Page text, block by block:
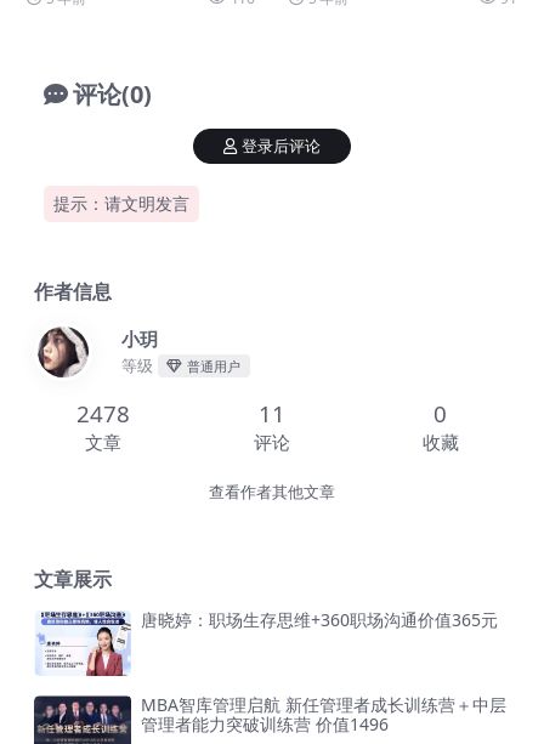
背黑锅、陪领导散步...
谈条件不容易失手...
评论(0)
提示：请文明发言
登录后评论
作者信息
小玥
等级 普通用户
2478
文章
11
评论
0
收藏
查看作者其他文章
文章展示
唐晓婷：职场生存思维+360职场沟通价值365元
MBA智库管理启航 新任管理者成长训练营＋中层
管理者能力突破训练营 价值1496